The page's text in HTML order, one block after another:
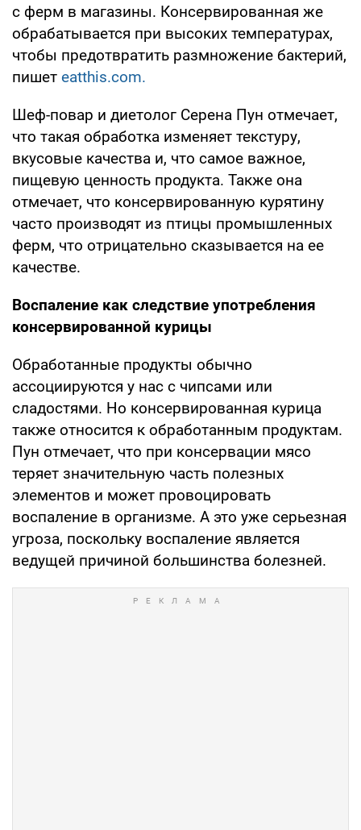
с ферм в магазины. Консервированная же
обрабатывается при высоких температурах,
чтобы предотвратить размножение бактерий,
пишет eatthis.com.
Шеф-повар и диетолог Серена Пун отмечает,
что такая обработка изменяет текстуру,
вкусовые качества и, что самое важное,
пищевую ценность продукта. Также она
отмечает, что консервированную курятину
часто производят из птицы промышленных
ферм, что отрицательно сказывается на ее
качестве.
Воспаление как следствие употребления
консервированной курицы
Обработанные продукты обычно
ассоциируются у нас с чипсами или
сладостями. Но консервированная курица
также относится к обработанным продуктам.
Пун отмечает, что при консервации мясо
теряет значительную часть полезных
элементов и может провоцировать
воспаление в организме. А это уже серьезная
угроза, поскольку воспаление является
ведущей причиной большинства болезней.